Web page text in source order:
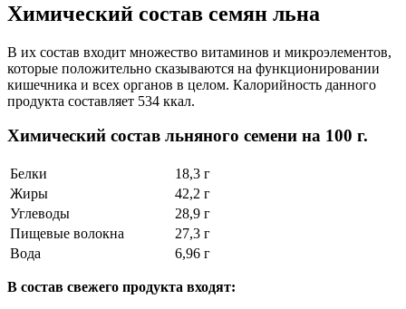
Химический состав семян льна
В их состав входит множество витаминов и микроэлементов,
которые положительно сказываются на функционировании
кишечника и всех органов в целом. Калорийность данного
продукта составляет 534 ккал.
Химический состав льняного семени на 100 г.
Белки
18,3 г
Жиры
42,2 г
Углеводы
28,9 г
Пищевые волокна
27,3 г
Вода
6,96 г
В состав свежего продукта входят: